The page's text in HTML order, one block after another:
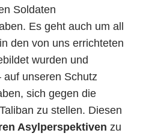
Soldaten
Es geht auch um all
den von uns errichteten
wurden und
auf unseren Schutz
sich gegen die
zu stellen. Diesen
Asylperspektiven zu